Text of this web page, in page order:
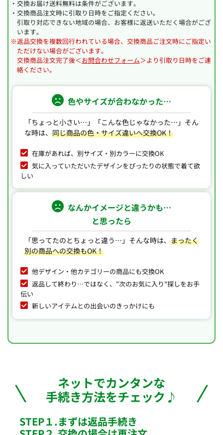
・交換お届け送料無料は条件がございます。
・交換商品注文時に引取り日時をご指定ください。
引取り対応できない地域の場合、お客様に返送いただく場合がござ
います。
※返品交換を複数回行われている場合、交換商品ご注文時にご指定い
ただけない場合がございます。
交換商品注文完了後＜お問合わせフォーム＞より引取り日時をご連
絡ください。
色やサイズが合わなかった…
「ちょっと小さい…」「こんな色じゃなかった…」 そん
な時は、 同じ商品の色・サイズ違いへ交換OK！
在庫があれば、別サイズ・別カラーに交換OK
気に入っていただいたデザインをぴったりの状態で着て欲
しい
なんかイメージと違うかも…
と思ったら
「思ってたのとちょっと違う…」 そんな時は、 まったく
別の商品への交換もOK！
他デザイン・他カテゴリーの商品にも交換OK
返品して終わり…ではなく、"次のお気に入り"探しをお手
伝い
新しいアイテムとの出会いのきっかけにも
ネットでカンタンな
手続き方法をチェック♪
STEP１.まずは返品手続き